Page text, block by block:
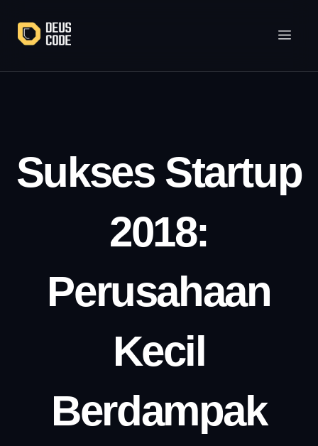
konten
Sukses Startup
2018:
Perusahaan
Kecil
Berdampak